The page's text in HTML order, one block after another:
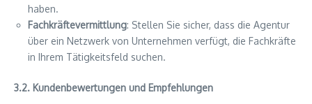
haben.
Fachkräftevermittlung: Stellen Sie sicher, dass die Agentur
über ein Netzwerk von Unternehmen verfügt, die Fachkräfte
in Ihrem Tätigkeitsfeld suchen.
3.2. Kundenbewertungen und Empfehlungen